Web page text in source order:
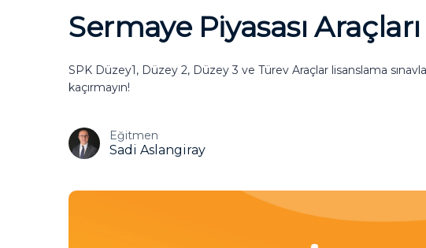
Sermaye Piyasası Araçları
SPK Düzey1, Düzey 2, Düzey 3 ve Türev Araçlar lisanslama
kaçırmayın!
Eğitmen
Sadi Aslangiray